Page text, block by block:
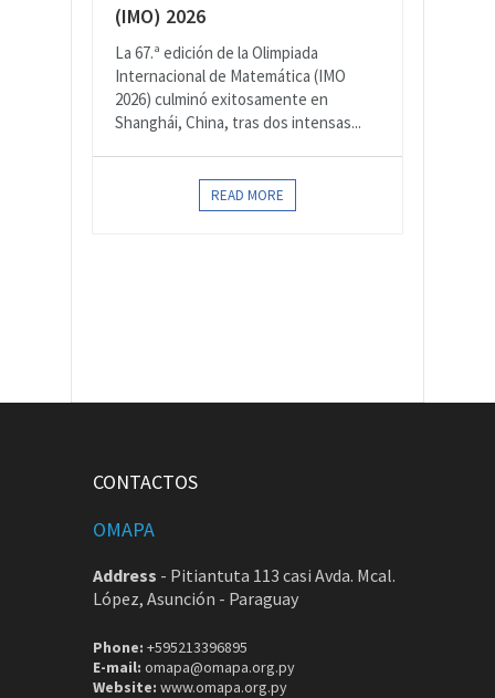
(IMO) 2026
La 67.ª edición de la Olimpiada
Internacional de Matemática (IMO
2026) culminó exitosamente en
Shanghái, China, tras dos intensas...
READ MORE
CONTACTOS
OMAPA
Address - Pitiantuta 113 casi Avda. Mcal.
López, Asunción - Paraguay
Phone: +595213396895
E-mail: omapa@omapa.org.py
Website: www.omapa.org.py